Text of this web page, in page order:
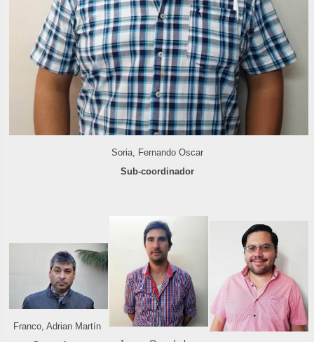
Soria, Fernando Oscar
Sub-coordinador
Franco, Adrian Martín